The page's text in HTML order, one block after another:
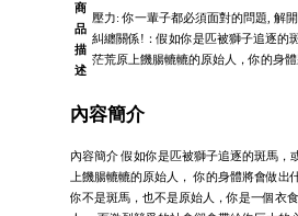
商
品
描
述
壓力: 你一輩子都必須面對的問題, 解
糾纏關係!：假如你是匹被獅子追逐的
茫荒原上饑腸轆轆的原始人，你的身
內容簡介
內容簡介 假如你是匹被獅子追逐的斑馬，
上饑腸轆轆的原始人， 你的身體將會做出
你不是斑馬，也不是原始人，你是一個衣